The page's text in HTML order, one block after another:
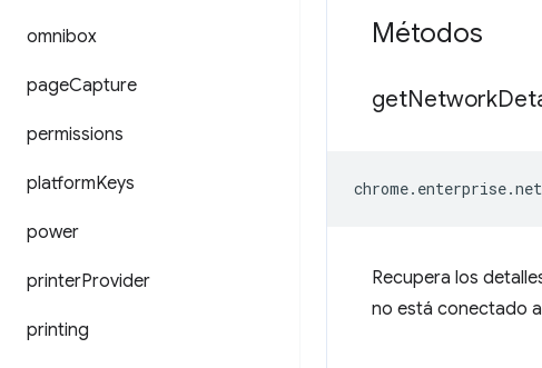
omnibox
pageCapture
permissions
platformKeys
power
printerProvider
printing
Métodos
getNetwork
chrome. enterprise.
Recupera los
no está conectado